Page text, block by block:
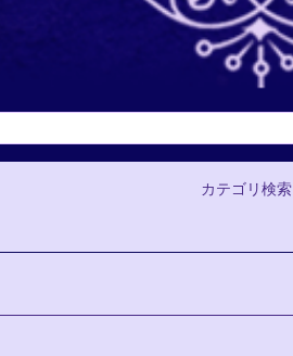
カテゴリ検索